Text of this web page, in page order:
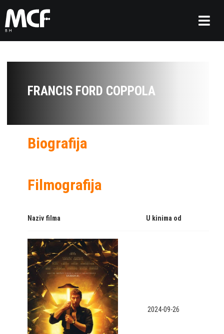
FRANCIS FORD COPPOLA
Biografija
Filmografija
Naziv filma U kinima od
2024-09-26